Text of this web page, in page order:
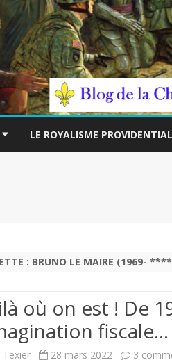
LE ROYALISME
: BRUNO LE MAIRE (1969-
où on est ! De
Texier 28 mars 2022 3